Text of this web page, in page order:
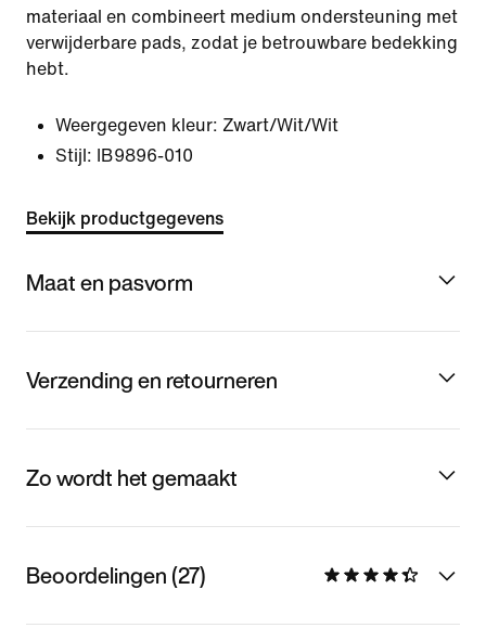
materiaal en combineert medium ondersteuning met
verwijderbare pads, zodat je betrouwbare bedekking
hebt.
Weergegeven kleur: Zwart/Wit/Wit
Stijl:
IB9896-010
Bekijk productgegevens
Maat en pasvorm
Verzending en retourneren
Zo wordt het gemaakt
Beoordelingen (27)